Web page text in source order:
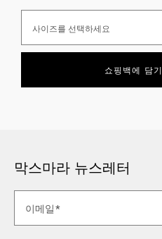
사이즈를 선택하세요
쇼핑백에 담기
막스마라 뉴스레터